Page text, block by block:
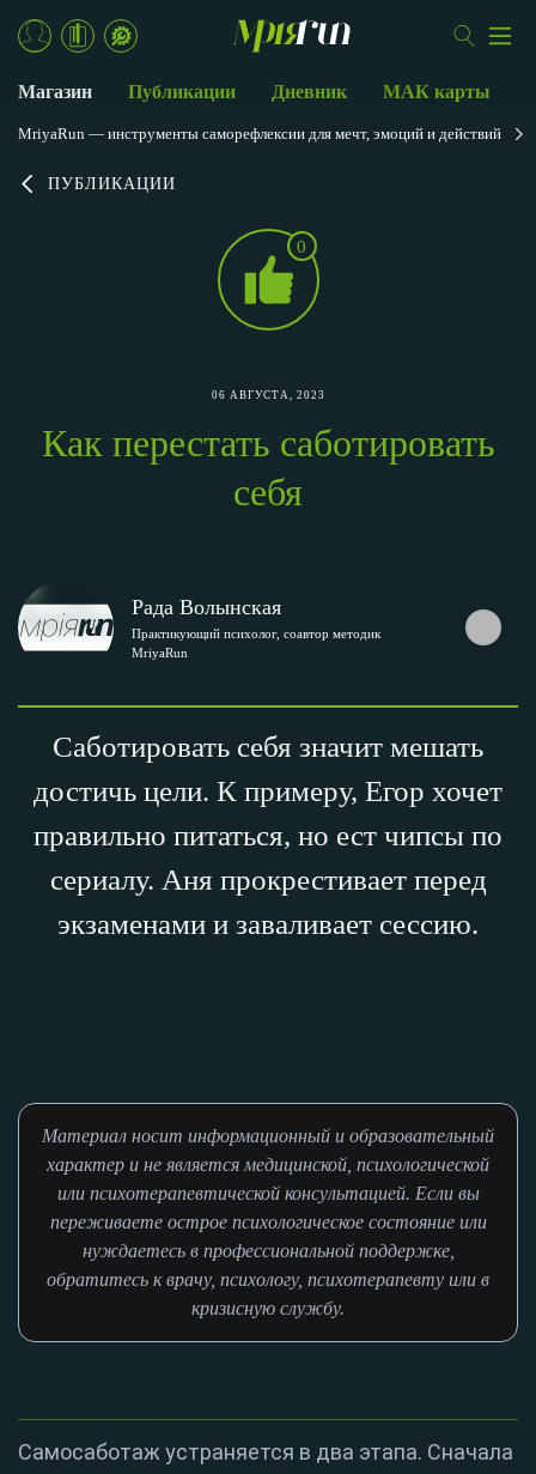
ПУБЛИКАЦИИ
0
06 АВГУСТА, 2023
Как перестать саботировать
себя
Рада Волынская
Практикующий психолог, соавтор методик
MriyaRun
Саботировать себя значит мешать
достичь цели. К примеру, Егор хочет
правильно питаться, но ест чипсы по
сериалу. Аня прокрестивает перед
экзаменами и заваливает сессию.
Материал носит информационный и образовательный
характер и не является медицинской, психологической
или психотерапевтической консультацией. Если вы
переживаете острое психологическое состояние или
нуждаетесь в профессиональной поддержке,
обратитесь к врачу, психологу, психотерапевту или в
кризисную службу.
Самосаботаж устраняется в два этапа. Сначала
Магазин Публикации Дневник МАК карты
MriyaRun — инструменты саморефлексии для мечт, эмоций и действий